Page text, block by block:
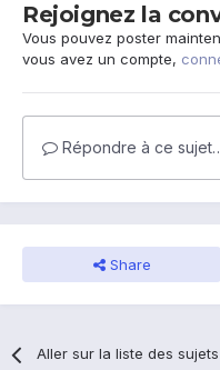
Rejoignez la
Vous pouvez poster
vous avez un compte,
Répondre à ce
Share
Aller sur la liste des sujets